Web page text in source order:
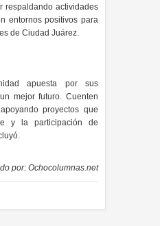
respaldando actividades
entornos positivos para
de Ciudad Juárez.
apuesta por sus
mejor futuro. Cuenten
proyectos que
y la participación de
por: Ochocolumnas.net